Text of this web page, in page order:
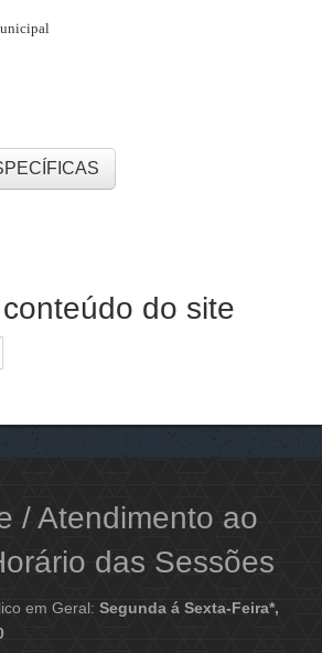
do site
/ Atendimento ao
das Sessões
em Geral: Segunda á Sexta-Feira*,